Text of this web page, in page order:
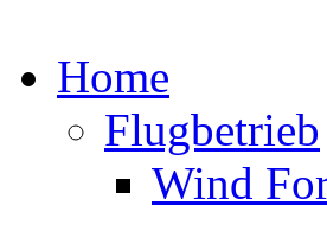
Home
Flugbetrieb
Wind